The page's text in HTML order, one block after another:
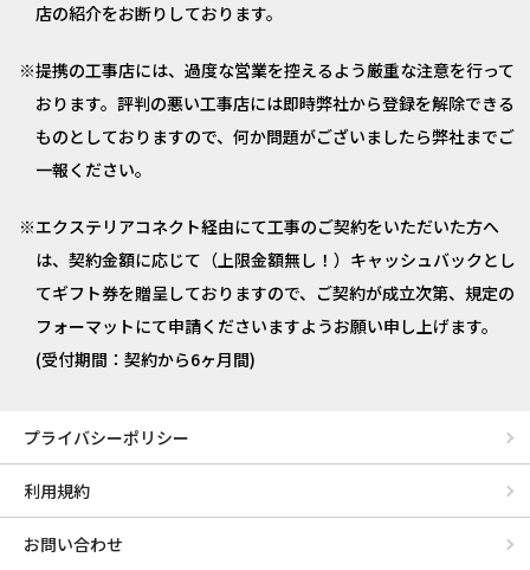
店の紹介をお断りしております。
提携の工事店には、過度な営業を控えるよう厳重な注意を行って
おります。評判の悪い工事店には即時弊社から登録を解除できる
ものとしておりますので、何か問題がございましたら弊社までご
一報ください。
エクステリアコネクト経由にて工事のご契約をいただいた方へ
は、契約金額に応じて（上限金額無し！）キャッシュバックとし
てギフト券を贈呈しておりますので、ご契約が成立次第、規定の
フォーマットにて申請くださいますようお願い申し上げます。
(受付期間：契約から6ヶ月間)
プライバシーポリシー
利用規約
お問い合わせ